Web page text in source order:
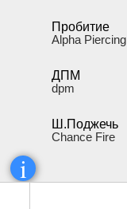
Пробитие
Alpha Piercing
ДПМ
dpm
Ш.Поджечь
Chance Fire
i